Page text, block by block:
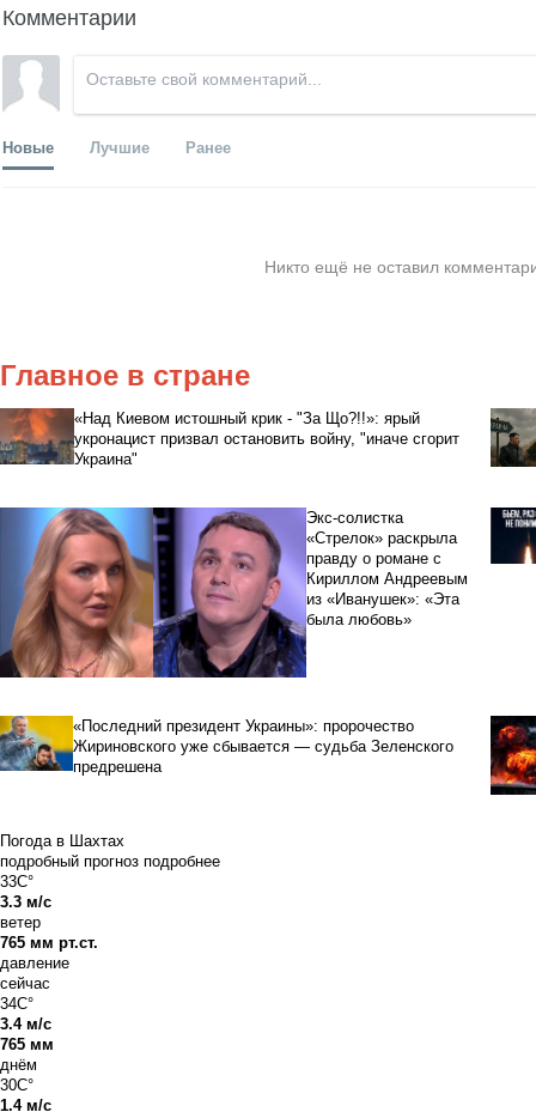
Комментарии
Новые Лучшие Ранее
Никто ещё не оставил
Главное в стране
«Над Киевом истошный крик - "За Що?!!»: ярый
укронацист призвал остановить войну, "иначе сгорит
Украина"
Экс-солистка
«Стрелок» раскрыла
правду о романе с
Кириллом Андреевым
из «Иванушек»: «Эта
была любовь»
«Последний президент Украины»: пророчество
Жириновского уже сбывается — судьба Зеленского
предрешена
Погода в Шахтах
подробный прогноз подробнее
33C°
3.3 м/с
ветер
765 мм рт.ст.
давление
сейчас
34C°
3.4 м/с
765 мм
днём
30C°
1.4 м/с